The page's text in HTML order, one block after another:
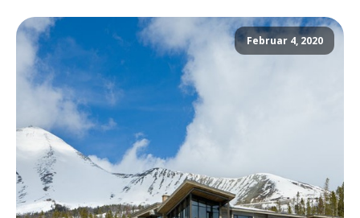
Februar 4, 2020